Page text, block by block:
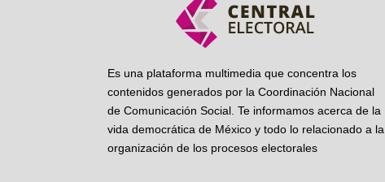
Es una plataforma multimedia que concentra los
contenidos generados por la Coordinación Nacional
de Comunicación Social. Te informamos acerca de la
vida democrática de México y todo lo relacionado a la
organización de los procesos electorales